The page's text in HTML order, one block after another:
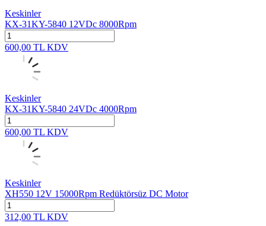
Keskinler
KX-31KY-5840 12VDc 8000Rpm
600,00 TL KDV
Keskinler
KX-31KY-5840 24VDc 4000Rpm
600,00 TL KDV
Keskinler
XH550 12V 15000Rpm Redüktörsüz DC Motor
312,00 TL KDV